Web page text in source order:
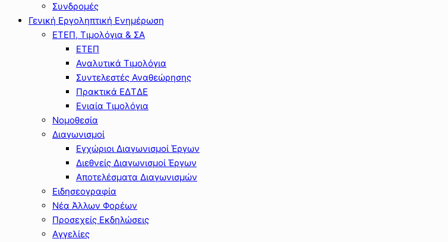
Συνδρομές
Γενική Εργοληπτική Ενημέρωση
ΕΤΕΠ, Τιμολόγια & ΣΑ
ΕΤΕΠ
Αναλυτικά Τιμολόγια
Συντελεστές Αναθεώρησης
Πρακτικά ΕΔΤΔΕ
Ενιαία Τιμολόγια
Νομοθεσία
Διαγωνισμοί
Εγχώριοι Διαγωνισμοί Έργων
Διεθνείς Διαγωνισμοί Έργων
Αποτελέσματα Διαγωνισμών
Ειδησεογραφία
Νέα Άλλων Φορέων
Προσεχείς Εκδηλώσεις
Αγγελίες